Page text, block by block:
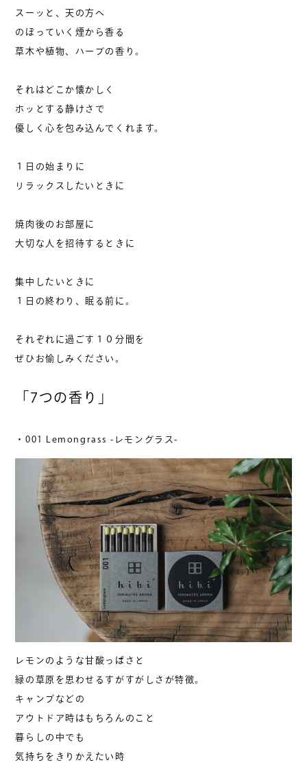
スーッと、天の方へ
のぼっていく煙から香る
草木や植物、ハーブの香り。
それはどこか懐かしく
ホッとする静けさで
優しく心を包み込んでくれます。
１日の始まりに
リラックスしたいときに
焼肉後のお部屋に
大切な人を招待するときに
集中したいときに
１日の終わり、眠る前に。
それぞれに過ごす１０分間を
ぜひお愉しみください。
「7つの香り」
・001 Lemongrass -レモングラス-
レモンのような甘酸っぱさと
緑の草原を思わせるすがすがしさが特徴。
キャンプなどの
アウトドア時はもちろんのこと
暮らしの中でも
気持ちをきりかえたい時